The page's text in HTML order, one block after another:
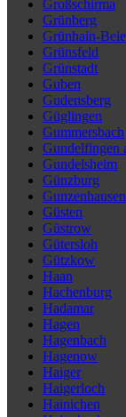
Großschirma
Grünberg
Grünhain-
Grünsfeld
Grünstadt
Guben
Gudensberg
Güglingen
Gummersbach
Gundelfingen
Gundelsheim
Günzburg
Gunzenhausen
Güsten
Güstrow
Gütersloh
Gützkow
Haan
Hachenburg
Hadamar
Hagen
Hagenbach
Hagenow
Haiger
Haigerloch
Hainichen